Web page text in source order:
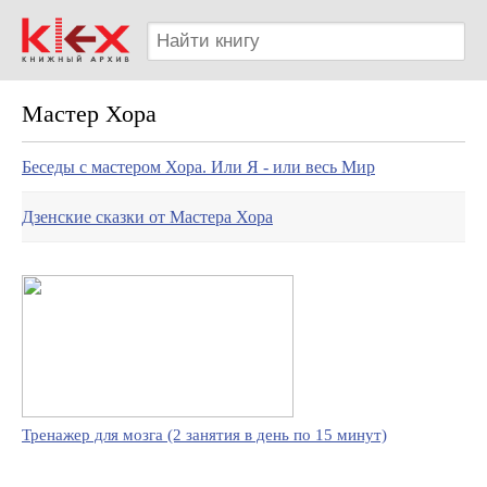
Мастер Хора
Беседы с мастером Хора. Или Я - или весь Мир
Дзенские сказки от Мастера Хора
Тренажер для мозга (2 занятия в день по 15 минут)